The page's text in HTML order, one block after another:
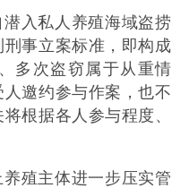
入私人养殖海域盗捞
事立案标准，即构成
多次盗窃属于从重情
邀约参与作案，也不
根据各人参与程度、
殖主体进一步压实管